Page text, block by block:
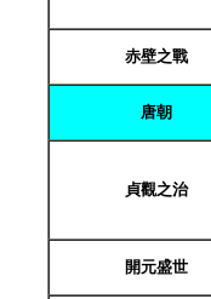
赤壁之戰
唐朝
貞觀之治
開元盛世